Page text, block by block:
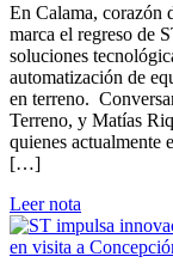
En Calama, corazón
marca el regreso de
soluciones
automatización de
en terreno.
Terreno, y Matías
quienes actualmente
[…]
Leer nota